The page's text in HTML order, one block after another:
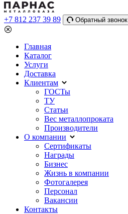
+7 812 237 39 89 Обратный звонок
Главная
Каталог
Услуги
Доставка
Клиентам
ГОСТы
ТУ
Статьи
Вес металлопроката
Производители
О компании
Сертификаты
Награды
Бизнес
Жизнь в компании
Фотогалерея
Персонал
Вакансии
Контакты